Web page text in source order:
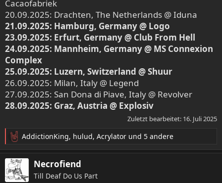
Cacaofabriek
20.09.2025: Drachten, The Netherlands @ Iduna
21.09.2025: Hamburg, Germany @ Logo
23.09.2025: Erfurt, Germany @ Club From Hell
24.09.2025: Mannheim, Germany @ MS Connexion
Complex
25.09.2025: Luzern, Switzerland @ Shuur
26.09.2025: Milan, Italy @ Legend
27.09.2025: San Dona di Piave, Italy @ Revolver
28.09.2025: Graz, Austria @ Explosiv
Zuletzt bearbeitet: 16. Juli 2025
R
e
a
k
t
AddictionKing, hulud, Acrylator und 5 andere
Necrofiend
Till Deaf Do Us Part